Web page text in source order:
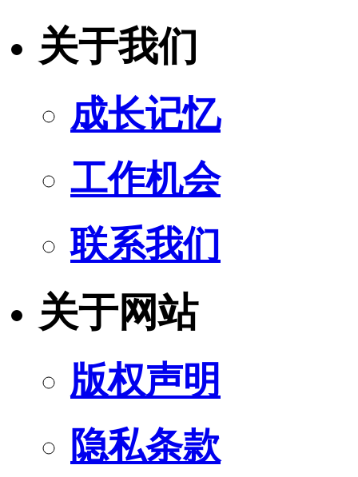
关于我们
成长记忆
工作机会
联系我们
关于网站
版权声明
隐私条款